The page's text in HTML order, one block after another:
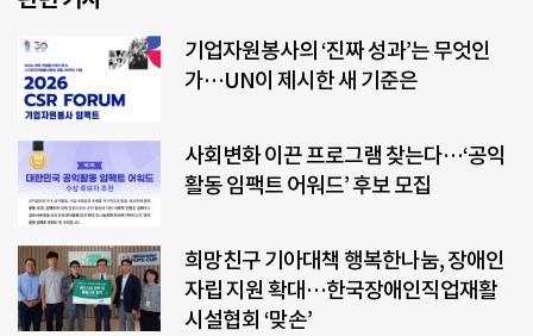
기업자원봉사의 ‘진짜 성과’는 무엇인
가…UN이 제시한 새 기준은
사회변화 이끈 프로그램 찾는다…‘공익
활동 임팩트 어워드’ 후보 모집
희망친구 기아대책 행복한나눔, 장애인
자립 지원 확대…한국장애인직업재활
시설협회 ‘맞손’